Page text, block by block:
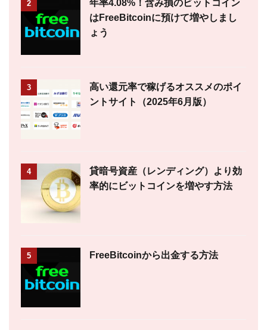
2
年率4.08%！含み損のビットコイン
はFreeBitcoinに預けて増やしまし
ょう
3
高い還元率で稼げるオススメのポイ
ントサイト（2025年6月版）
4
貸暗号資産（レンディング）より効
率的にビットコインを増やす方法
5 FreeBitcoinから出金する方法